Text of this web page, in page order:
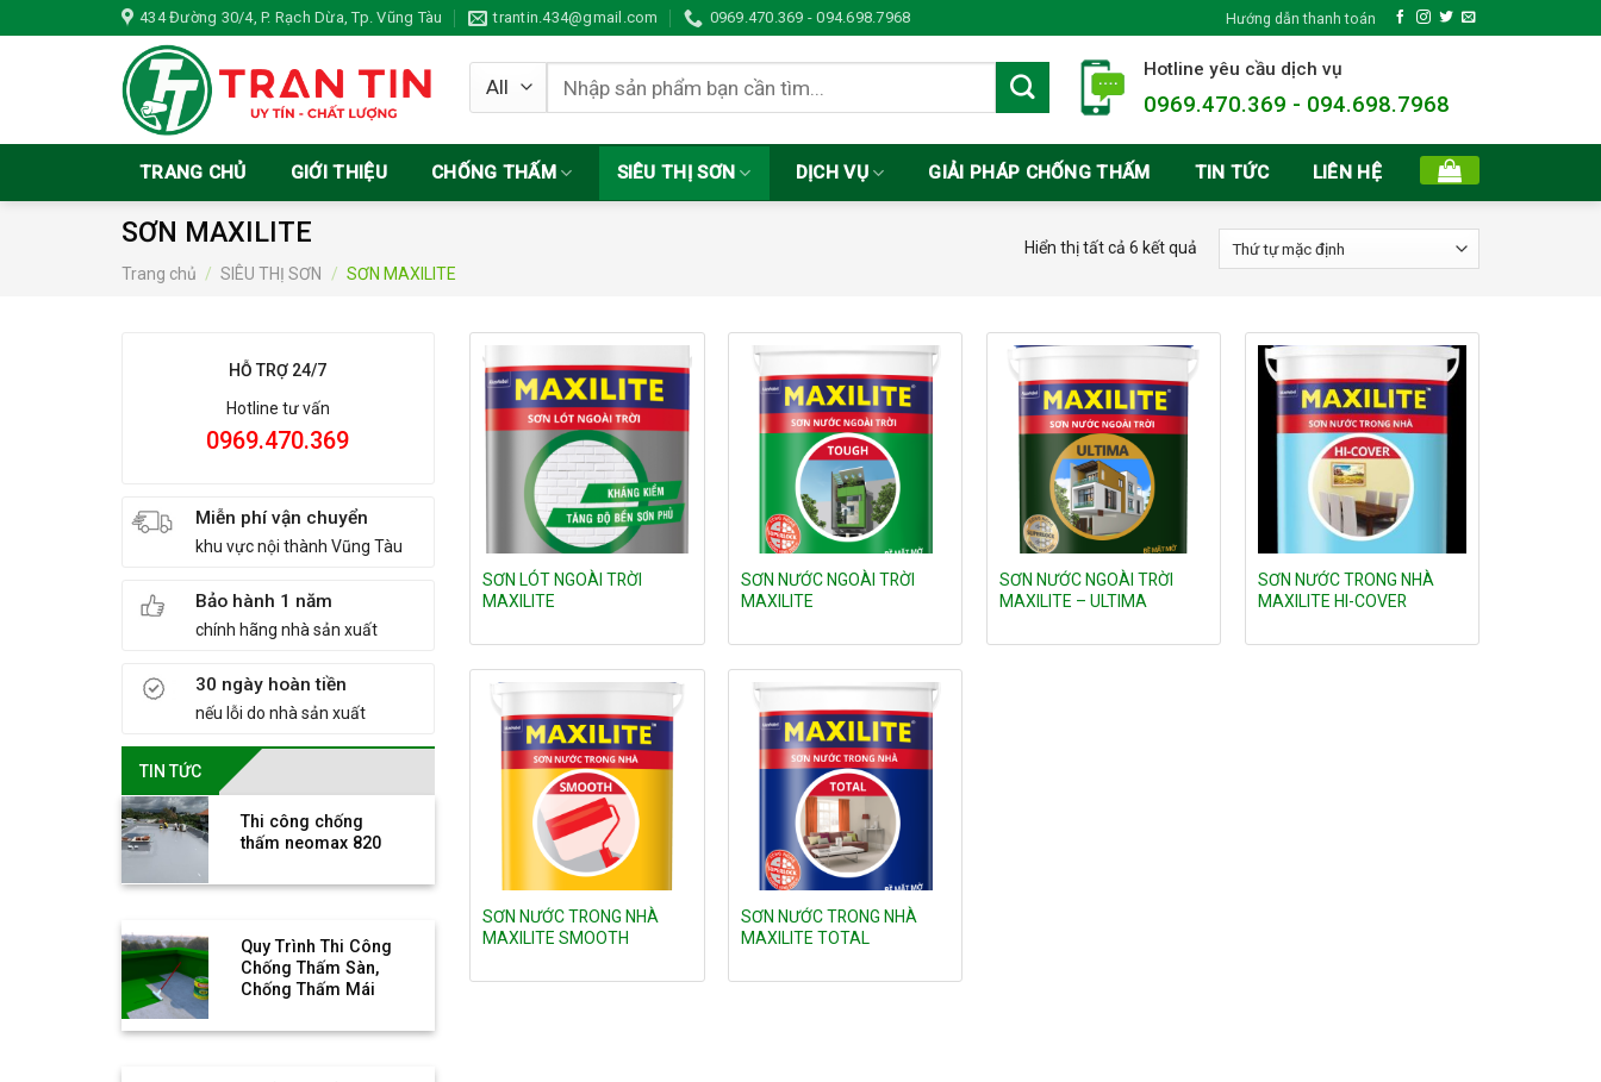
to
434 Đường 30/4, P. Rạch Dừa, Tp. Vũng Tàu trantin.434@gmail.com 0969.470.369 - 094.698.7968 Hướng dẫn thanh toán
Tìm
kiếm:
Hotline yêu cầu dịch vụ
0969.470.369 - 094.698.7968
TRANG CHỦ GIỚI THIỆU CHỐNG THẤM SIÊU THỊ SƠN DỊCH VỤ GIẢI PHÁP CHỐNG THẤM TIN TỨC LIÊN HỆ
SƠN MAXILITE
Trang chủ / SIÊU THỊ SƠN / SƠN MAXILITE
Hiển thị tất cả 6 kết quả
HỖ TRỢ 24/7
Hotline tư vấn
0969.470.369
Miễn phí vận chuyển
khu vực nội thành Vũng Tàu
Bảo hành 1 năm
chính hãng nhà sản xuất
30 ngày hoàn tiền
nếu lỗi do nhà sản xuất
TIN TỨC
Thi công chống
thấm neomax 820
Quy Trình Thi Công
Chống Thấm Sàn,
Chống Thấm Mái
Add to
wishlist
SƠN LÓT NGOÀI TRỜI
MAXILITE
Add to
wishlist
SƠN NƯỚC NGOÀI TRỜI
MAXILITE
Add to
wishlist
SƠN NƯỚC NGOÀI TRỜI
MAXILITE – ULTIMA
Add to
wishlist
SƠN NƯỚC TRONG NHÀ
MAXILITE HI-COVER
Add to
wishlist
SƠN NƯỚC TRONG NHÀ
MAXILITE SMOOTH
Add to
wishlist
SƠN NƯỚC TRONG NHÀ
MAXILITE TOTAL